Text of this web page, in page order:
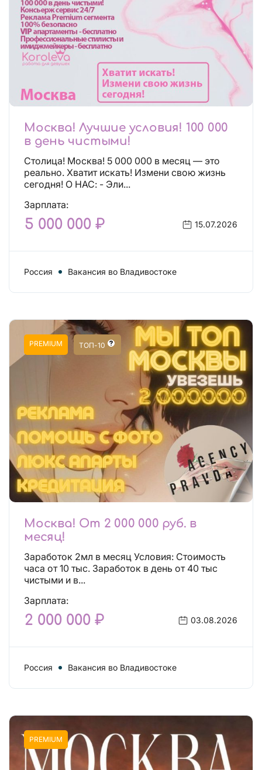
Москва! Лучшие условия! 100 000
в день чистыми!
Столица! Москва! 5 000 000 в месяц — это
реально. Хватит искать! Измени свою жизнь
сегодня! О НАС: - Эли...
Зарплата:
5 000 000 ₽ 15.07.2026
Россия Вакансия во Владивостоке
PREMIUM ТОП-10
Москва! От 2 000 000 руб. в
месяц!
Заработок 2мл в месяц Условия: Стоимость
часа от 10 тыс. Заработок в день от 40 тыс
чистыми и в...
Зарплата:
2 000 000 ₽ 03.08.2026
Россия Вакансия во Владивостоке
PREMIUM